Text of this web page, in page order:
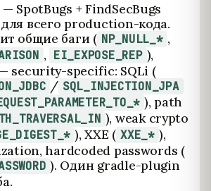
— SpotBugs + FindSecBugs
всего production-кода.
общие баги ( NP_NULL_* ,
, EI_EXPOSE_REP ),
security-specific: SQLi (
/ SQL_INJECTION_JPA
), path
), weak crypto
), XXE ( XXE_* ),
hardcoded passwords (
). Один gradle-plugin